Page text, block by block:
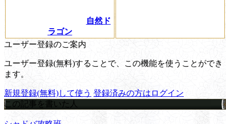
自然ド
ラゴン
ユーザー登録のご案内
ユーザー登録(無料)することで、この機能を使うことができ
ます。
新規登録(無料)して使う 登録済みの方はログイン
この記事を書いた人